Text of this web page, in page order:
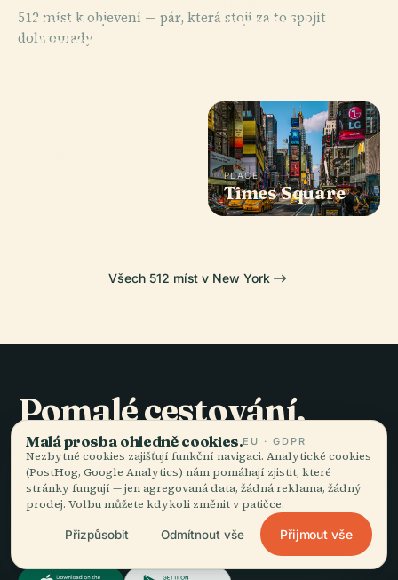
512 míst k objevení — pár, která stojí za to spojit
dohromady.
Muzeum
Moderního
Americké
PLACE
Times Square
Všech 512 míst v New York
Pomalé cestování,
dobře vyprávěné.
ZŮSTAŇTE VE SMYČCE
Přidat se
Malá prosba ohledně cookies.EU · GDPR
Nezbytné cookies zajišťují funkční navigaci. Analytické cookies
(PostHog, Google Analytics) nám pomáhají zjistit, které
stránky fungují — jen agregovaná data, žádná reklama, žádný
prodej. Volbu můžete kdykoli změnit v patičce.
Přizpůsobit Odmítnout vše Přijmout vše